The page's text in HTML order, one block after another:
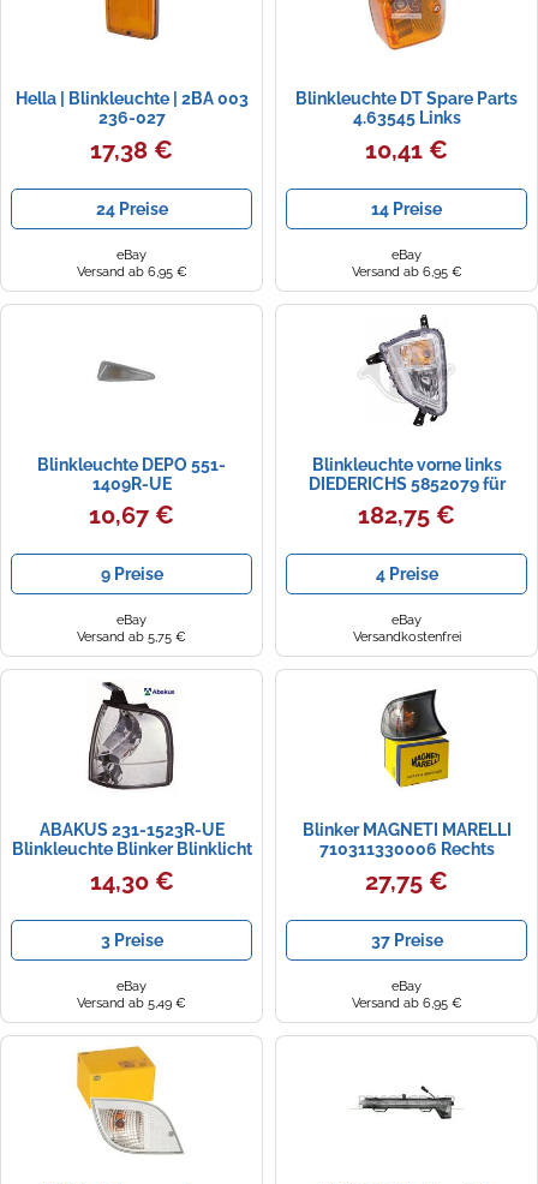
Hella | Blinkleuchte | 2BA 003
236-027
17,38 €
24 Preise
eBay
Versand ab 6,95 €
Blinkleuchte DT Spare Parts
4.63545 Links
10,41 €
14 Preise
eBay
Versand ab 6,95 €
Blinkleuchte DEPO 551-
1409R-UE
10,67 €
9 Preise
eBay
Versand ab 5,75 €
Blinkleuchte vorne links
DIEDERICHS 5852079 für
MITSUBISHI
182,75 €
4 Preise
eBay
Versandkostenfrei
ABAKUS 231-1523R-UE
Blinkleuchte Blinker Blinklicht
für Ford
14,30 €
3 Preise
eBay
Versand ab 5,49 €
Blinker MAGNETI MARELLI
710311330006 Rechts
27,75 €
37 Preise
eBay
Versand ab 6,95 €